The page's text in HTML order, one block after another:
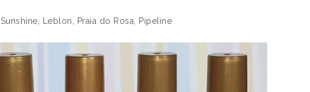
Sunshine, Leblon, Praia do Rosa, Pipeline